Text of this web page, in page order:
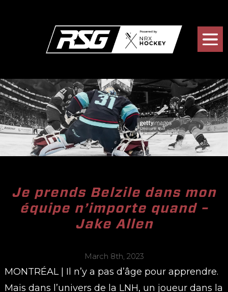
Je prends Belzile dans mon
équipe n’importe quand –
Jake Allen
March 8th, 2023
MONTRÉAL | Il n’y a pas d’âge pour apprendre.
Mais dans l’univers de la LNH, un joueur dans la